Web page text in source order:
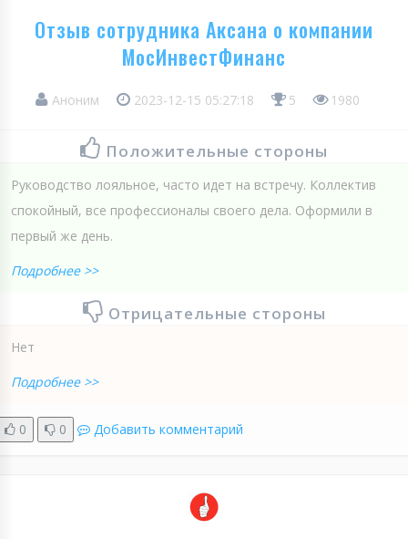
Отзыв сотрудника Аксана о компании
МосИнвестФинанс
Аноним 2023-12-15 05:27:18 5 1980
Положительные стороны
Руководство лояльное, часто идет на встречу. Коллектив
спокойный, все профессионалы своего дела. Оформили в
первый же день.
Подробнее >>
Отрицательные стороны
Нет
Подробнее >>
0 0 Добавить комментарий